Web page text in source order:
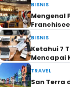
BISNIS
Mengenal
BISNIS
Ketahui 7
Mencapai
TRAVEL
San Terra